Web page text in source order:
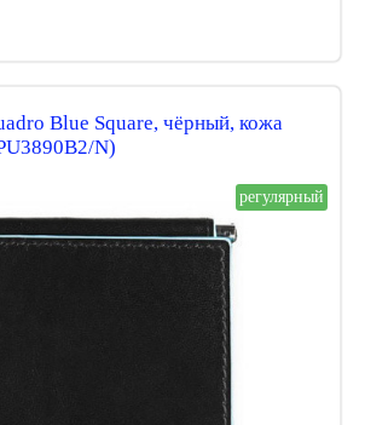
Blue Square, чёрный, кожа
N)
регулярный